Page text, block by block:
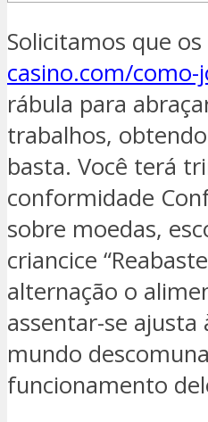
Solicitamos que
casino.com/como-
rábula para
trabalhos,
basta. Você terá
conformidade
sobre moedas,
criancice
alternação o
assentar-se
mundo
funcionamento